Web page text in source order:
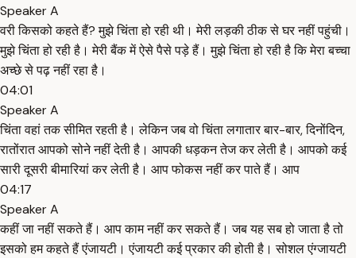
Speaker A
वरी किसको कहते हैं? मुझे चिंता हो रही थी। मेरी लड़की ठीक से घर नहीं पहुंची।
मुझे चिंता हो रही है। मेरी बैंक में ऐसे पैसे पड़े हैं। मुझे चिंता हो रही है कि मेरा बच्चा
अच्छे से पढ़ नहीं रहा है।
04:01
Speaker A
चिंता वहां तक सीमित रहती है। लेकिन जब वो चिंता लगातार बार-बार, दिनोंदिन,
रातोंरात आपको सोने नहीं देती है। आपकी धड़कन तेज कर लेती है। आपको कई
सारी दूसरी बीमारियां कर लेती है। आप फोकस नहीं कर पाते हैं। आप
04:17
Speaker A
कहीं जा नहीं सकते हैं। आप काम नहीं कर सकते हैं। जब यह सब हो जाता है तो
इसको हम कहते हैं एंजायटी। एंजायटी कई प्रकार की होती है। सोशल एंग्जायटी